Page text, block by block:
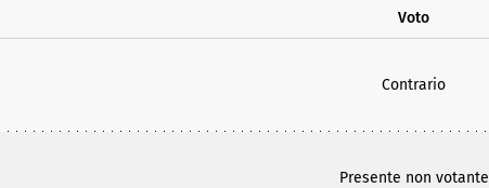
Voto
Contrario
Presente non votante